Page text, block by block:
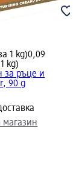
1 kg)0,09
kg)
за ръце и
90 g
магазин